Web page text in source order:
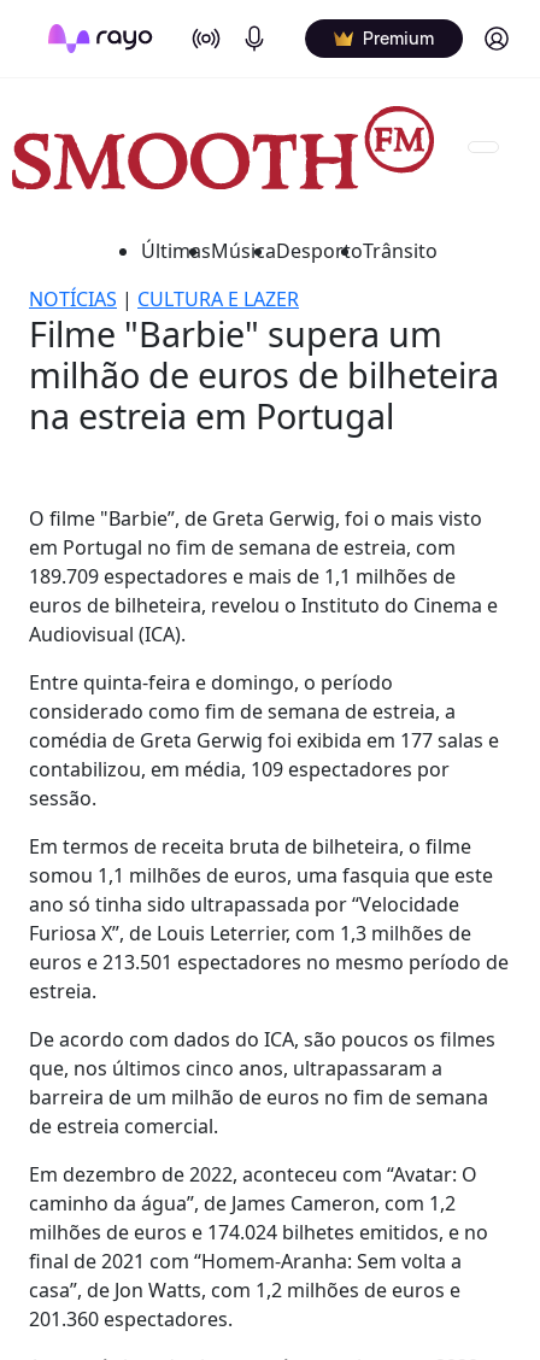
On Air Podcasts Premium Log in
ÚltimasMúsicaDesportoTrânsito
NOTÍCIAS | CULTURA E LAZER
Filme "Barbie" supera um
milhão de euros de bilheteira
na estreia em Portugal
O filme "Barbie”, de Greta Gerwig, foi o mais visto
em Portugal no fim de semana de estreia, com
189.709 espectadores e mais de 1,1 milhões de
euros de bilheteira, revelou o Instituto do Cinema e
Audiovisual (ICA).
Entre quinta-feira e domingo, o período
considerado como fim de semana de estreia, a
comédia de Greta Gerwig foi exibida em 177 salas e
contabilizou, em média, 109 espectadores por
sessão.
Em termos de receita bruta de bilheteira, o filme
somou 1,1 milhões de euros, uma fasquia que este
ano só tinha sido ultrapassada por “Velocidade
Furiosa X”, de Louis Leterrier, com 1,3 milhões de
euros e 213.501 espectadores no mesmo período de
estreia.
De acordo com dados do ICA, são poucos os filmes
que, nos últimos cinco anos, ultrapassaram a
barreira de um milhão de euros no fim de semana
de estreia comercial.
Em dezembro de 2022, aconteceu com “Avatar: O
caminho da água”, de James Cameron, com 1,2
milhões de euros e 174.024 bilhetes emitidos, e no
final de 2021 com “Homem-Aranha: Sem volta a
casa”, de Jon Watts, com 1,2 milhões de euros e
201.360 espectadores.